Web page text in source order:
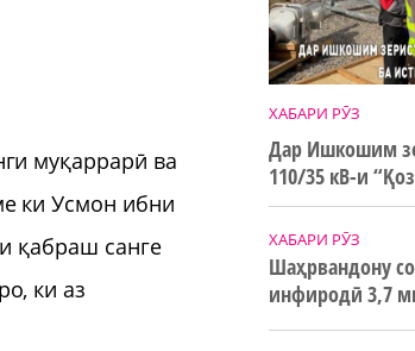
муқаррарӣ ва
ки Усмон ибни
қабраш санге
ки аз
ХАБАРИ РӮЗ
Дар Ишкошим
110/35 кВ-и
истифода дода
ХАБАРИ РӮЗ
Шаҳрвандону
инфиродӣ 3,7